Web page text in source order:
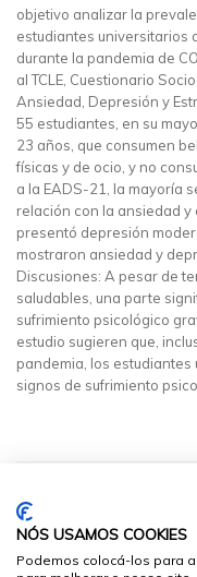
objetivo analizar la
estudiantes universitarios
durante la pandemia de
al TCLE, Cuestionario
Ansiedad, Depresión y
55 estudiantes, en su
23 años, que consumen
físicas y de ocio, y no
a la EADS-21, la mayoría
relación con la ansiedad y
presentó depresión
mostraron ansiedad y
Discusiones: A pesar de
saludables, una parte
sufrimiento psicológico
estudio sugieren que,
pandemia, los
signos de sufrimiento
NÓS USAMOS COOKIES
Podemos colocá-los para